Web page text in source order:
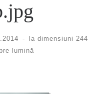
- la dimensiuni 244
lumină